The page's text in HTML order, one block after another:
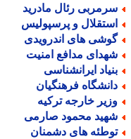
رئال مادرید
و پرسپولیس
های اندرویدی
مدافع امنیت
ایرانشناسی
فرهنگیان
خارجه ترکیه
محمود صارمی
های دشمنان